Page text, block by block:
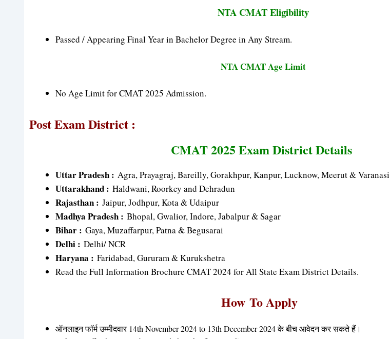
NTA CMAT Eligibility
Passed / Appearing Final Year in Bachelor Degree in Any Stream.
NTA CMAT Age Limit
No Age Limit for CMAT 2025 Admission.
Post Exam District :
CMAT 2025 Exam District Details
Uttar Pradesh : Agra, Prayagraj, Bareilly, Gorakhpur, Kanpur, Lucknow, Meerut & Varanasi
Uttarakhand : Haldwani, Roorkey and Dehradun
Rajasthan : Jaipur, Jodhpur, Kota & Udaipur
Madhya Pradesh : Bhopal, Gwalior, Indore, Jabalpur & Sagar
Bihar : Gaya, Muzaffarpur, Patna & Begusarai
Delhi : Delhi/ NCR
Haryana : Faridabad, Gururam & Kurukshetra
Read the Full Information Brochure CMAT 2024 for All State Exam District Details.
How ToApply
ऑनलाइन फॉर्म उम्मीदवार 14th November 2024 to 13th December 2024 के बीच आवेदन कर सकते हैं।